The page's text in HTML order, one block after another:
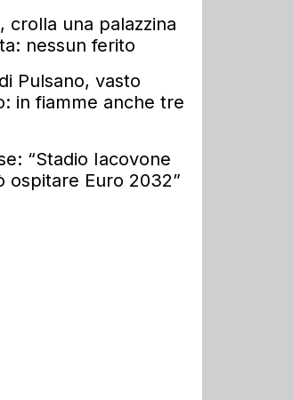
crolla una palazzina
nessun ferito
Pulsano, vasto
in fiamme anche tre
“Stadio Iacovone
ospitare Euro 2032”